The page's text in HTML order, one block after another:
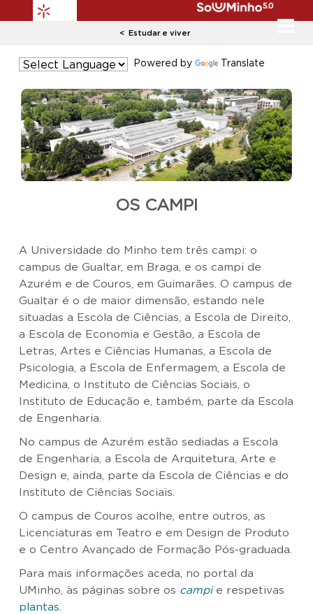
Estudar e viver
Powered by Translate
Previous Next
OS ​CAMPI
A Universidade do Minho tem três campi: o
campus de Gualtar, em Braga, e os campi de
Azurém e de Couros, em Guimarães. O campus de
Gualtar é o de maior dimensão, estando nele
situadas a Escola de Ciências, a Escola de Direito,
a Escola de Economia e Gestão, a Escola de
Letras, Artes e Ciências Humanas, a Escola de
Psicologia, a Escola de Enfermagem, a Escola de
Medicina, o Instituto de Ciências Sociais, o
Instituto de Educação e, também, parte da Escola
de Engenharia.
No campus de Azurém estão sediadas a Escola
de Engenharia, a Escola de Arquitetura, Arte e
Design e, ainda, parte da Escola de Ciências e do
Instituto de Ciências Sociais.
O campus de Couros acolhe, entre outros, as
Licenciaturas em Teatro e em Design de Produto
e o Centro Avançado de Formação Pós-graduada.
Para mais informações aceda, no portal da
UMinho, às páginas sobre os campie respetivas
plantas.